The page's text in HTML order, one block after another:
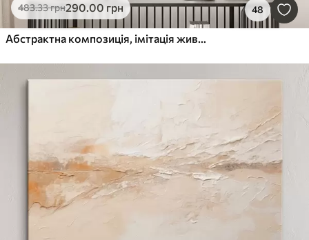
483.33грн290.00 грн 48
Абстрактна композиція, імітація живопису